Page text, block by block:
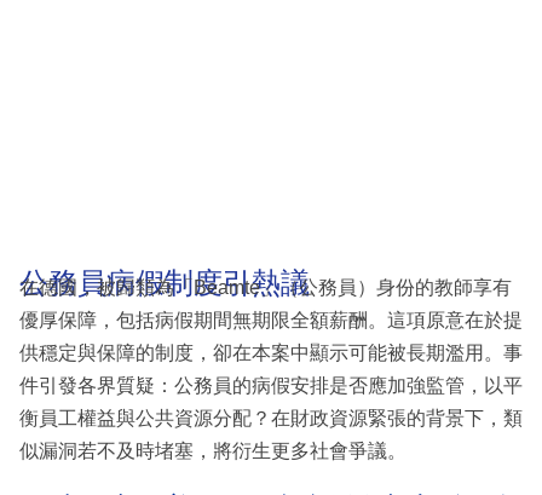
公務員病假制度引熱議
在德國，被歸類為「Beamte」（公務員）身份的教師享有
優厚保障，包括病假期間無期限全額薪酬。這項原意在於提
供穩定與保障的制度，卻在本案中顯示可能被長期濫用。事
件引發各界質疑：公務員的病假安排是否應加強監管，以平
衡員工權益與公共資源分配？在財政資源緊張的背景下，類
似漏洞若不及時堵塞，將衍生更多社會爭議。